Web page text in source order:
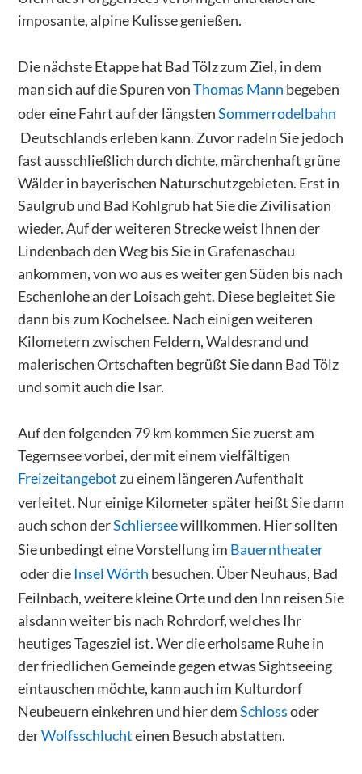
imposante, alpine Kulisse genießen.
Die nächste Etappe hat Bad Tölz zum Ziel, in dem
man sich auf die Spuren vonThomas Mann begeben
oder eine Fahrt auf der längstenSommerrodelbahn
Deutschlands erleben kann. Zuvor radeln Sie jedoch
fast ausschließlich durch dichte, märchenhaft grüne
Wälder in bayerischen Naturschutzgebieten. Erst in
Saulgrub und Bad Kohlgrub hat Sie die Zivilisation
wieder. Auf der weiteren Strecke weist Ihnen der
Lindenbach den Weg bis Sie in Grafenaschau
ankommen, von wo aus es weiter gen Süden bis nach
Eschenlohe an der Loisach geht. Diese begleitet Sie
dann bis zum Kochelsee. Nach einigen weiteren
Kilometern zwischen Feldern, Waldesrand und
malerischen Ortschaften begrüßt Sie dann Bad Tölz
und somit auch die Isar.
Auf den folgenden 79 km kommen Sie zuerst am
Tegernsee vorbei, der mit einem vielfältigen
Freizeitangebot zu einem längeren Aufenthalt
verleitet. Nur einige Kilometer später heißt Sie dann
auch schon derSchlierseewillkommen. Hier sollten
Sie unbedingt eine Vorstellung im Bauerntheater
oder dieInsel Wörth besuchen. Über Neuhaus, Bad
Feilnbach, weitere kleine Orte und den Inn reisen Sie
alsdann weiter bis nach Rohrdorf, welches Ihr
heutiges Tagesziel ist. Wer die erholsame Ruhe in
der friedlichen Gemeinde gegen etwas Sightseeing
eintauschen möchte, kann auch im Kulturdorf
Neubeuern einkehren und hier demSchlossoder
derWolfsschluchteinen Besuch abstatten.